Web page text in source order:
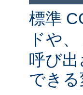
標準
ドや、
呼び
できる